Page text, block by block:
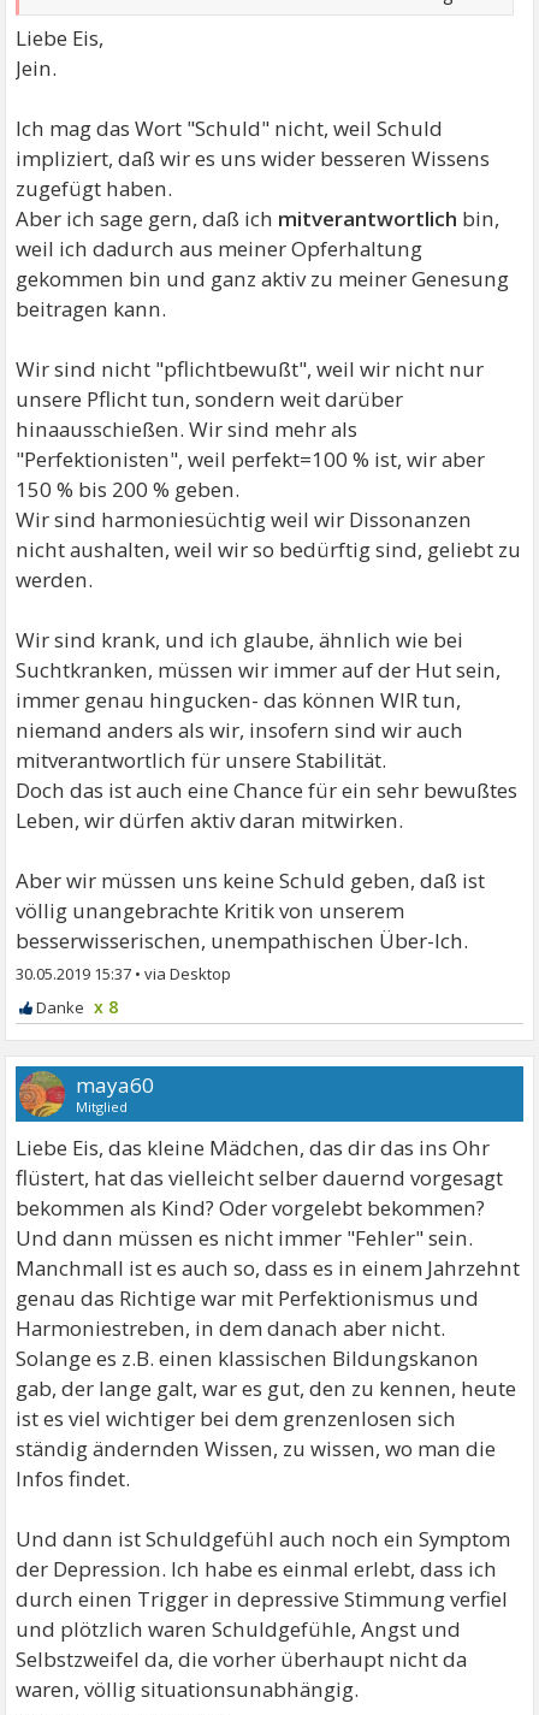
Liebe Eis,
Jein.
Ich mag das Wort "Schuld" nicht, weil Schuld
impliziert, daß wir es uns wider besseren Wissens
zugefügt haben.
Aber ich sage gern, daß ich mitverantwortlich bin,
weil ich dadurch aus meiner Opferhaltung
gekommen bin und ganz aktiv zu meiner Genesung
beitragen kann.
Wir sind nicht "pflichtbewußt", weil wir nicht nur
unsere Pflicht tun, sondern weit darüber
hinaausschießen. Wir sind mehr als
"Perfektionisten", weil perfekt=100 % ist, wir aber
150 % bis 200 % geben.
Wir sind harmoniesüchtig weil wir Dissonanzen
nicht aushalten, weil wir so bedürftig sind, geliebt zu
werden.
Wir sind krank, und ich glaube, ähnlich wie bei
Suchtkranken, müssen wir immer auf der Hut sein,
immer genau hingucken- das können WIR tun,
niemand anders als wir, insofern sind wir auch
mitverantwortlich für unsere Stabilität.
Doch das ist auch eine Chance für ein sehr bewußtes
Leben, wir dürfen aktiv daran mitwirken.
Aber wir müssen uns keine Schuld geben, daß ist
völlig unangebrachte Kritik von unserem
besserwisserischen, unempathischen Über-Ich.
30.05.2019 15:37 •
x 8
maya60
Mitglied
Liebe Eis, das kleine Mädchen, das dir das ins Ohr
flüstert, hat das vielleicht selber dauernd vorgesagt
bekommen als Kind? Oder vorgelebt bekommen?
Und dann müssen es nicht immer "Fehler" sein.
Manchmall ist es auch so, dass es in einem Jahrzehnt
genau das Richtige war mit Perfektionismus und
Harmoniestreben, in dem danach aber nicht.
Solange es z.B. einen klassischen Bildungskanon
gab, der lange galt, war es gut, den zu kennen, heute
ist es viel wichtiger bei dem grenzenlosen sich
ständig ändernden Wissen, zu wissen, wo man die
Infos findet.
Und dann ist Schuldgefühl auch noch ein Symptom
der Depression. Ich habe es einmal erlebt, dass ich
durch einen Trigger in depressive Stimmung verfiel
und plötzlich waren Schuldgefühle, Angst und
Selbstzweifel da, die vorher überhaupt nicht da
waren, völlig situationsunabhängig.